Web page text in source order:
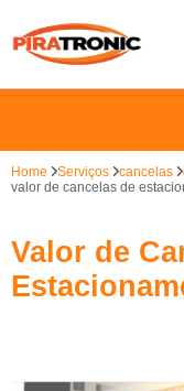
Home Serviços cancelas
valor de cancelas de
Valor de